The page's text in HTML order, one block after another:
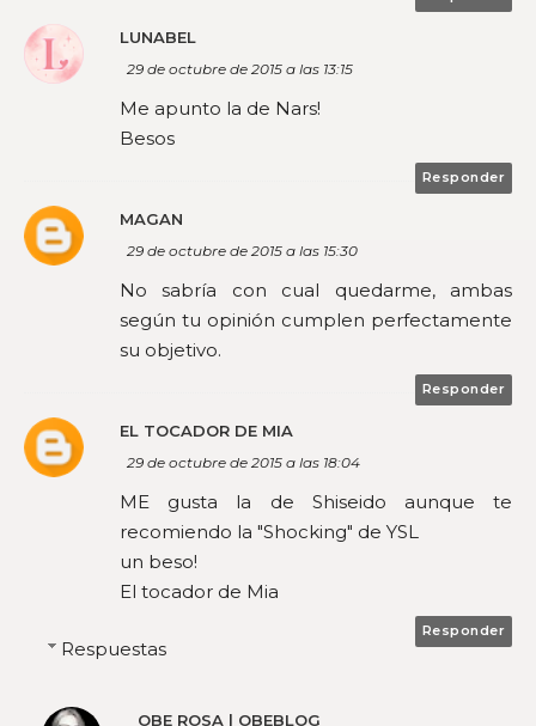
LUNABEL
29 de octubre de 2015 a las 13:15
Me apunto la de Nars!
Besos
Responder
MAGAN
29 de octubre de 2015 a las 15:30
No sabría con cual quedarme, ambas
según tu opinión cumplen perfectamente
su objetivo.
Responder
EL TOCADOR DE MIA
29 de octubre de 2015 a las 18:04
ME gusta la de Shiseido aunque te
recomiendo la "Shocking" de YSL
un beso!
El tocador de Mia
Responder
Respuestas
OBE ROSA | OBEBLOG